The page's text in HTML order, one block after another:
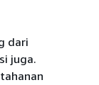
dari
juga.